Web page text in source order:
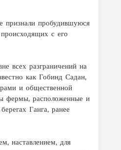
признали пробудившуюся
с его
всех разграничений на
как Гобинд Садан,
и общественной
фермы, расположенные и
Ганга, ранее
наставлением, для